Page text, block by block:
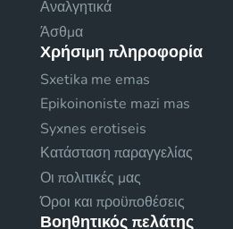
Αναλγητικά
Άσθμα
Χρήσιμη πληροφορία
Sxetika me emas
Epikoinoniste mazi mas
Syxnes erotiseis
Κατάσταση παραγγελίας
Οι πολιτικές μας
Όροι και προϋποθέσεις
Βοηθητικός πελάτης